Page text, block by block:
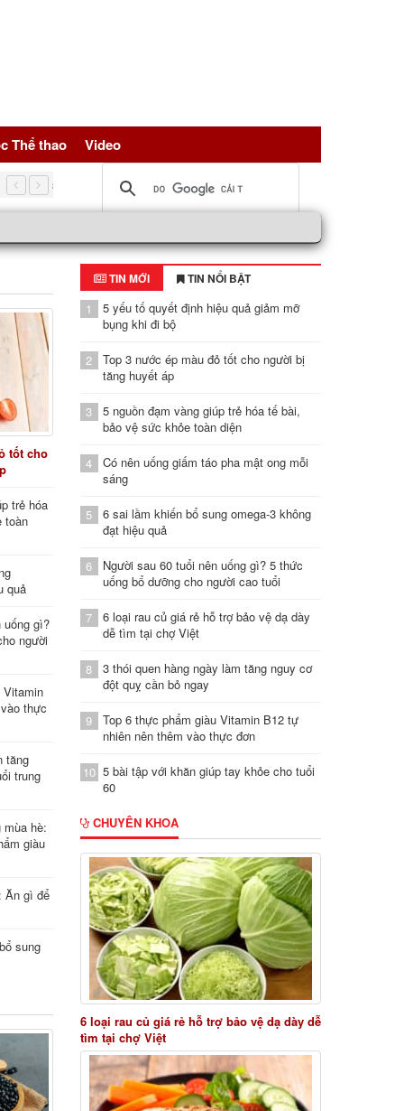
Thể thao Video
5 nguồn đạm vàng giúp trẻ hóa tế bài, bảo vệ sức khỏe toàn
tốt cho
trẻ hóa
toàn
quả
uống gì?
người
Vitamin
thực
tăng
trung
hè:
giàu
Ăn gì để
sung
TIN MỚI TIN NỔI BẬT
1
5 yếu tố quyết định hiệu quả giảm mỡ
bụng khi đi bộ
2
Top 3 nước ép màu đỏ tốt cho người bị
tăng huyết áp
3
5 nguồn đạm vàng giúp trẻ hóa tế bài,
bảo vệ sức khỏe toàn diện
4
Có nên uống giấm táo pha mật ong mỗi
sáng
5
6 sai lầm khiến bổ sung omega-3 không
đạt hiệu quả
6
Người sau 60 tuổi nên uống gì? 5 thức
uống bổ dưỡng cho người cao tuổi
7
6 loại rau củ giá rẻ hỗ trợ bảo vệ dạ dày
dễ tìm tại chợ Việt
8
3 thói quen hàng ngày làm tăng nguy cơ
đột quỵ cần bỏ ngay
9
Top 6 thực phẩm giàu Vitamin B12 tự
nhiên nên thêm vào thực đơn
10 5 bài tập với khăn giúp tay khỏe cho tuổi
60
CHUYÊN KHOA
6 loại rau củ giá rẻ hỗ trợ bảo vệ dạ dày dễ
tìm tại chợ Việt